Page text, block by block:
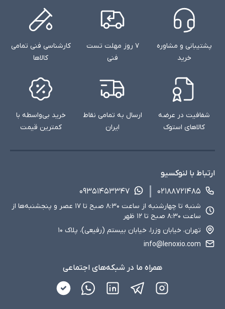
پشتیبانی و مشاوره
خرید
۷ روز مهلت تست
فنی
کارشناسی فنی تمامی
کالاها
شفافیت در عرضه
کالاهای استوک
ارسال به تمامی نقاط
ایران
خرید بی‌واسطه با
کمترین قیمت
ارتباط با لنوکسیو
۰۲۱۸۸۷۲۱۴۸۵
۰۹۳۵۱۴۵۳۳۴۷
شنبه تا چهارشنبه از ساعت ۸:۳۰ صبح تا ۱۷ عصر و پنجشنبه‌ها از
ساعت ۸:۳۰ صبح تا ۱۲ ظهر
تهران، خیابان وزرا، خیابان بیستم (رفیعی)، پلاک ۱۰
info@lenoxio.com
همراه ما در شبکه‌های اجتماعی